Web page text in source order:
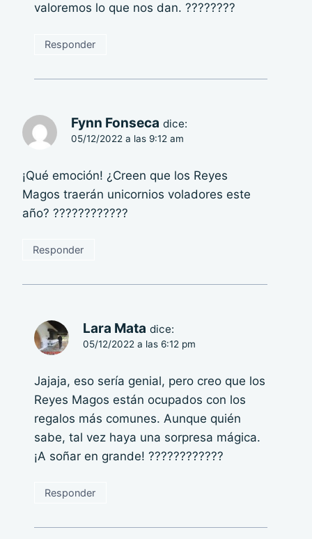
valoremos lo que nos dan. ????????
Responder
Fynn Fonseca dice:
05/12/2022 a las 9:12 am
¡Qué emoción! ¿Creen que los Reyes
Magos traerán unicornios voladores este
año? ????????????
Responder
Lara Mata dice:
05/12/2022 a las 6:12 pm
Jajaja, eso sería genial, pero creo que los
Reyes Magos están ocupados con los
regalos más comunes. Aunque quién
sabe, tal vez haya una sorpresa mágica.
¡A soñar en grande! ????????????
Responder